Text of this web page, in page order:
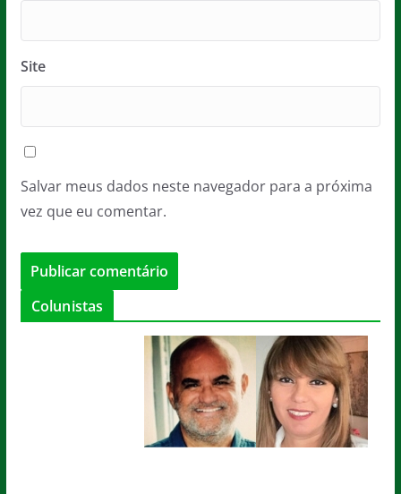
Site
Salvar meus dados neste navegador para a próxima
vez que eu comentar.
Colunistas